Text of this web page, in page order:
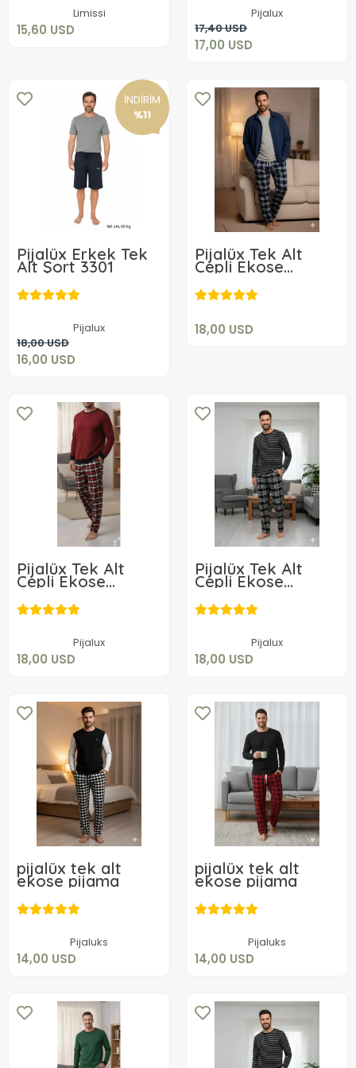
Limissi
15,60 USD
Pijalux
17,40 USD
17,00 USD
Sepete Ekle
İNDİRİM
%11
Pijalüx Erkek Tek
Alt Şort 3301
Pijalux
18,00 USD
16,00 USD
16,00 USD
Sepete Ekle
Pijalüx Tek Alt
Cepli Ekose
Pijama
18,00 USD
18,00 USD
Sepete Ekle
Pijalüx Tek Alt
Cepli Ekose
Pijama
Pijalux
18,00 USD
18,00 USD
Pijalüx Tek Alt
Cepli Ekose
Pijama
Pijalux
18,00 USD
18,00 USD
pijalüx tek alt
ekose pijama
Pijaluks
14,00 USD
14,00 USD
pijalüx tek alt
ekose pijama
Pijaluks
14,00 USD
14,00 USD